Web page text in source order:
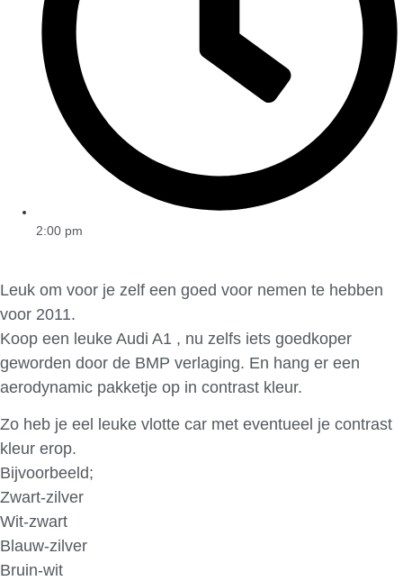
2:00 pm
Leuk om voor je zelf een goed voor nemen te hebben
voor 2011.
Koop een leuke Audi A1 , nu zelfs iets goedkoper
geworden door de BMP verlaging. En hang er een
aerodynamic pakketje op in contrast kleur.
Zo heb je eel leuke vlotte car met eventueel je contrast
kleur erop.
Bijvoorbeeld;
Zwart-zilver
Wit-zwart
Blauw-zilver
Bruin-wit